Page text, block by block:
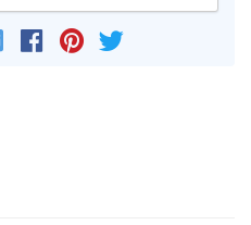
EmailFacebook
Pinterest